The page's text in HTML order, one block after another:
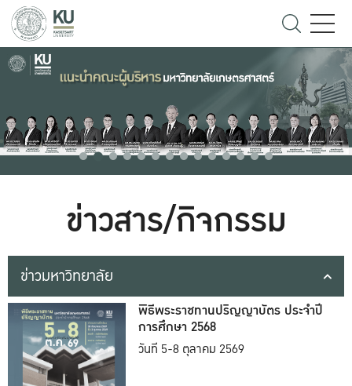
ข่าวสาร/กิจกรรม
ข่าวมหาวิทยาลัย
พิธีพระราชทานปริญญาบัตร ประจำปี
การศึกษา 2568
วันที่ 5-8 ตุลาคม 2569